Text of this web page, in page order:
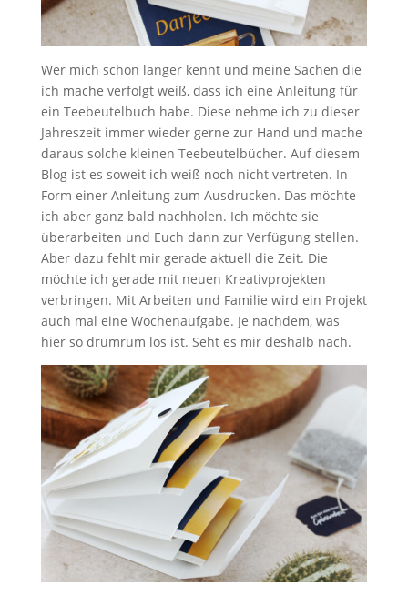
Wer mich schon länger kennt und meine Sachen die
ich mache verfolgt weiß, dass ich eine Anleitung für
ein Teebeutelbuch habe. Diese nehme ich zu dieser
Jahreszeit immer wieder gerne zur Hand und mache
daraus solche kleinen Teebeutelbücher. Auf diesem
Blog ist es soweit ich weiß noch nicht vertreten. In
Form einer Anleitung zum Ausdrucken. Das möchte
ich aber ganz bald nachholen. Ich möchte sie
überarbeiten und Euch dann zur Verfügung stellen.
Aber dazu fehlt mir gerade aktuell die Zeit. Die
möchte ich gerade mit neuen Kreativprojekten
verbringen. Mit Arbeiten und Familie wird ein Projekt
auch mal eine Wochenaufgabe. Je nachdem, was
hier so drumrum los ist. Seht es mir deshalb nach.